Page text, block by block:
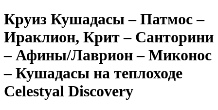
Круиз Кушадасы – Патмос –
Ираклион, Крит – Санторини
– Афины/Лаврион – Миконос
– Кушадасы на теплоходе
Celestyal Discovery